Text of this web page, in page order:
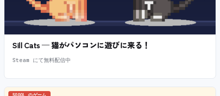
Sill Cats — 猫がパソコンに遊びに来る！
Steam にて無料配信中